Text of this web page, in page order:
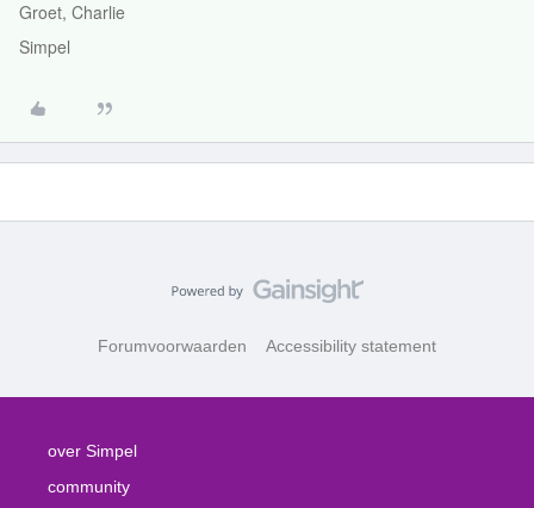
Groet, Charlie
Simpel
Forumvoorwaarden Accessibility statement
over Simpel
community